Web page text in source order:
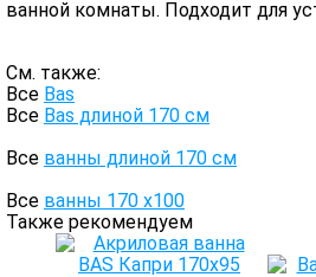
ванной комнаты. Подходит для
См. также:
Все Bas
Все Bas длиной 170 см
Все ванны длиной 170 см
Все ванны 170 х100
Также рекомендуем